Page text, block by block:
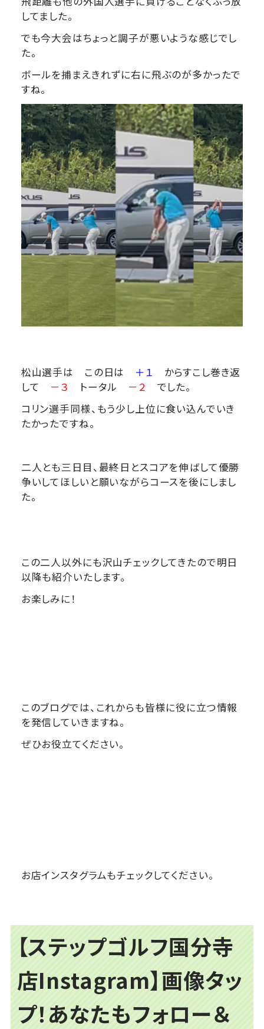
してました。
でも今大会はちょっと調子が悪いような感じでし
た。
ボールを捕まえきれずに右に飛ぶのが多かったで
すね。
松山選手は この日は ＋１
からすこし巻き返
して －３ トータル －２
でした。
コリン選手同様、もう少し上位に食い込んでいき
たかったですね。
二人とも三日目、最終日とスコアを伸ばして優勝
争いしてほしいと願いながらコースを後にしまし
た。
この二人以外にも沢山チェックしてきたので明日
以降も紹介いたします。
お楽しみに！
このブログでは、これからも皆様に役に立つ情報
を発信していきますね。
ぜひお役立てください。
お店インスタグラムもチェックしてください。
【ステップゴルフ国分寺
店Instagram】画像タッ
プ！あなたもフォロー＆